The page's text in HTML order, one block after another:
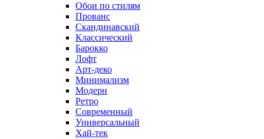
Обои по стилям
Прованс
Скандинавский
Классический
Барокко
Лофт
Арт-деко
Минимализм
Модерн
Ретро
Современный
Универсальный
Хай-тек